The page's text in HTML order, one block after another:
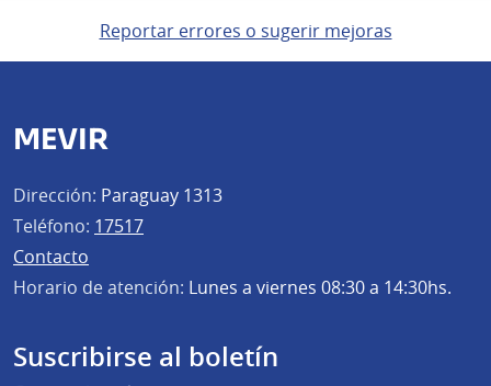
Reportar errores o sugerir mejoras
MEVIR
Dirección: Paraguay 1313
Teléfono: 17517
Contacto
Horario de atención: Lunes a viernes 08:30 a 14:30hs.
Suscribirse al boletín